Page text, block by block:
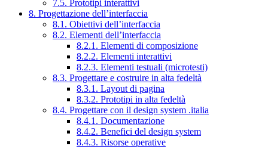
7.5. Prototipi interattivi
8. Progettazione dell’interfaccia
8.1. Obiettivi dell’interfaccia
8.2. Elementi dell’interfaccia
8.2.1. Elementi di composizione
8.2.2. Elementi interattivi
8.2.3. Elementi testuali (microtesti)
8.3. Progettare e costruire in alta fedeltà
8.3.1. Layout di pagina
8.3.2. Prototipi in alta fedeltà
8.4. Progettare con il design system .italia
8.4.1. Documentazione
8.4.2. Benefici del design system
8.4.3. Risorse operative